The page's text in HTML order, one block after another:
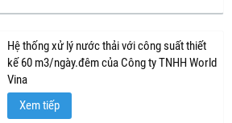
Hệ thống xử lý nước thải với công suất thiết
kế 60 m3/ngày.đêm của Công ty TNHH World
Vina
Xem tiếp